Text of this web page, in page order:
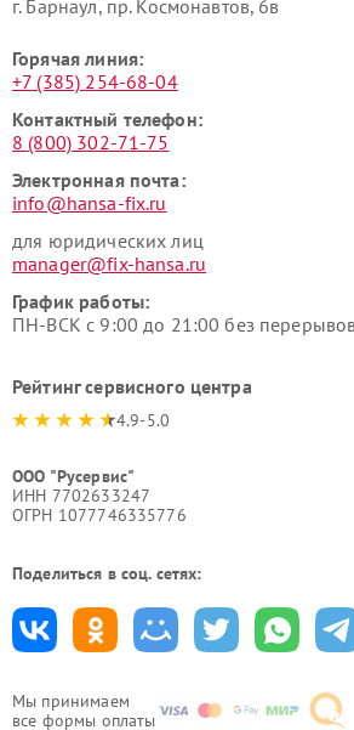
Мы принимаем
все формы оплаты
г. Барнаул, ​пр. Космонавтов, 6в
Горячая линия:
+7 (385) 254-68-04
Контактный телефон:
8 (800) 302-71-75
Электронная почта:
info@hansa-fix.ru
для юридических лиц
manager@fix-hansa.ru
График работы:
ПН-ВСК с 9:00 до 21:00 без
Рейтинг сервисного центра
4.9-5.0
ООО "Русервис"
ИНН 7702633247
ОГРН 1077746335776
Поделиться в соц. сетях: